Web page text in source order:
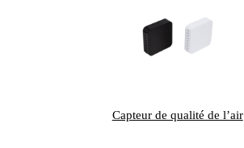
Capteur de qualité de l’air